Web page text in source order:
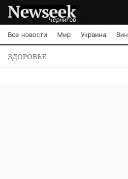
Чернигов
Все новости Мир Украина
ЗДОРОВЬЕ